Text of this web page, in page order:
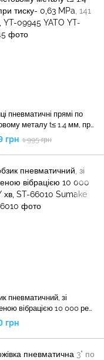
пневматичні прямі по
металу t≤ 1.4 мм, при
0,63 MPa, 141 л/хв, YT-
YATO
грн 1 995 грн
пневматичний, зі
вібрацією 10 000 рез
66010 Sumake
грн